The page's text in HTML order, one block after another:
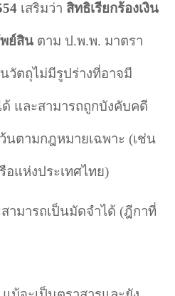
เสริมว่า สิทธิเรียกร้องเงิน
ย์สิน ตาม ป.พ.พ. มาตรา
วัตถุไม่มีรูปร่างที่อาจมี
ด้ และสามารถถูกบังคับคดี
นตามกฎหมายเฉพาะ (เช่น
อแห่งประเทศไทย)
ามารถเป็นมัดจำได้ (ฎีกาที่